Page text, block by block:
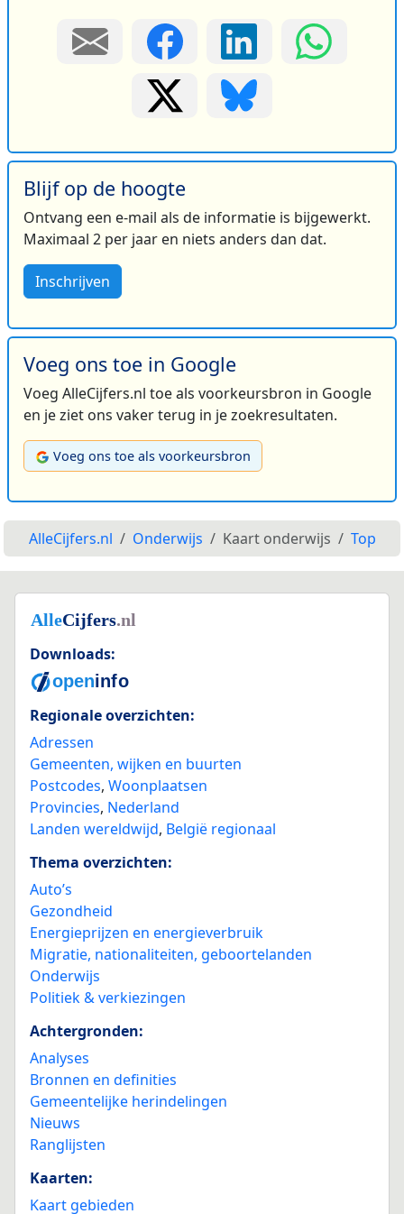
Blijf op de hoogte
Ontvang een e-mail als de informatie is bijgewerkt.
Maximaal 2 per jaar en niets anders dan dat.
Inschrijven
Voeg ons toe in Google
Voeg AlleCijfers.nl toe als voorkeursbron in Google
en je ziet ons vaker terug in je zoekresultaten.
Voeg ons toe als voorkeursbron
AlleCijfers.nl Onderwijs Kaart onderwijs Top
Downloads:
Regionale overzichten:
Adressen
Gemeenten, wijken en buurten
Postcodes, Woonplaatsen
Provincies, Nederland
Landen wereldwijd, België regionaal
Thema overzichten:
Auto’s
Gezondheid
Energieprijzen en energieverbruik
Migratie, nationaliteiten, geboortelanden
Onderwijs
Politiek & verkiezingen
Achtergronden:
Analyses
Bronnen en definities
Gemeentelijke herindelingen
Nieuws
Ranglijsten
Kaarten:
Kaart gebieden